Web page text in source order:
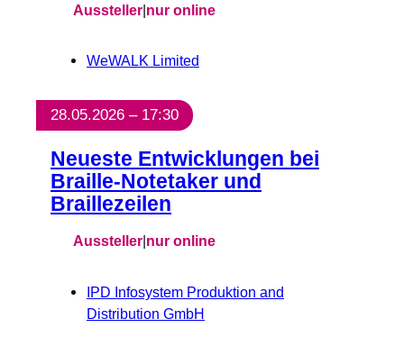
Aussteller|nur online
WeWALK Limited
28.05.2026 – 17:30
Neueste Entwicklungen bei
Braille-Notetaker und
Braillezeilen
Aussteller nur online
IPD Infosystem Produktion and
Distribution GmbH